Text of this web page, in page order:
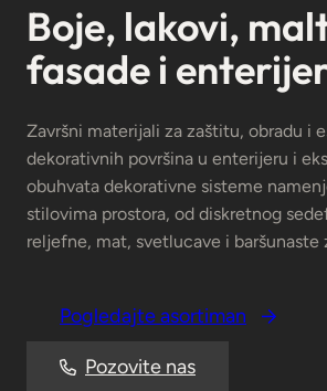
Boje, lakovi,
fasade i
Završni materijali za zaštitu, obradu i
dekorativnih površina u enterijeru i
obuhvata dekorativne sisteme
stilovima prostora, od diskretnog
reljefne, mat, svetlucave i baršunaste
Pogledajte asortiman
Pozovite nas